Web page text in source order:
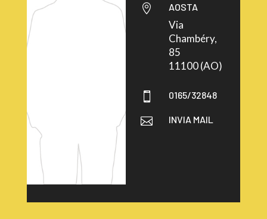
 AOSTA
Via
Chambéry,
85
11100 (AO)
 0165/32848
 INVIA MAIL